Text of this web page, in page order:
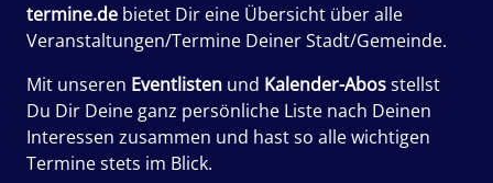
termine.de bietet Dir eine Übersicht über alle
Veranstaltungen/Termine Deiner Stadt/Gemeinde.
Mit unseren Eventlisten und Kalender-Abosstellst
Du Dir Deine ganz persönliche Liste nach Deinen
Interessen zusammen und hast so alle wichtigen
Termine stets im Blick.